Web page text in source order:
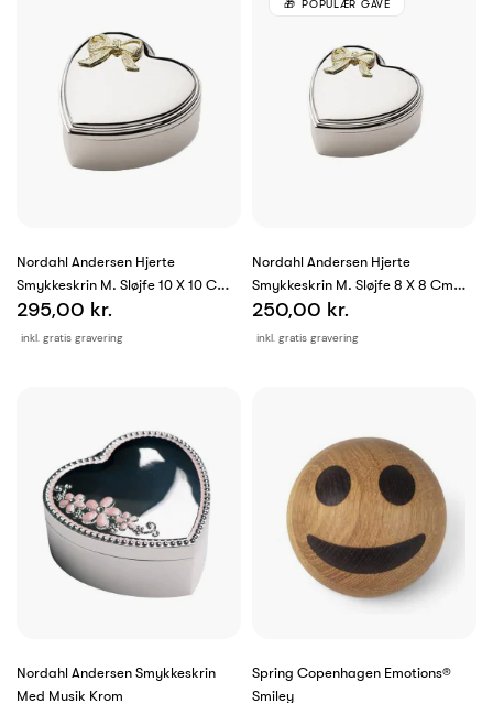
Nordahl Andersen Hjerte
Smykkeskrin M. Sløjfe 10 X 10 Cm
Krom
inkl. gratis gravering
295,00 kr.
Nordahl Andersen Hjerte
Smykkeskrin M. Sløjfe 8 X 8 Cm
Krom
inkl. gratis gravering
250,00 kr.
POPULÆR GAVE
Nordahl Andersen Smykkeskrin
Med Musik Krom
Spring Copenhagen Emotions®
Smiley